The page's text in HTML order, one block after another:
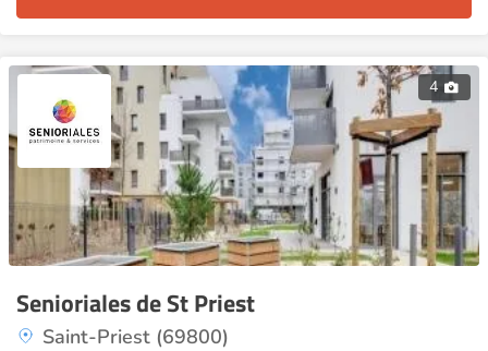
4
Senioriales de St Priest
Saint-Priest (69800)